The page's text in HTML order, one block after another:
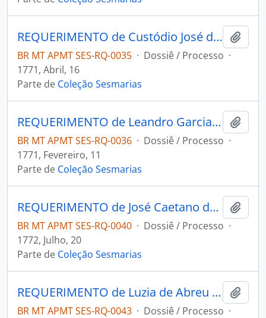
REQUERIMENTO de Custódio José da Silva e Francisco de Paula Correa ao Governador e Capitão-General da Capitania de Mato Grosso Luiz Pinto de Souza Coutinho.
BR MT APMT SES-RQ-0035 · Dossiê / Processo ·
1771, Abril, 16
Parte de Coleção Sesmarias
REQUERIMENTO de Leandro Garcia Leite ao Governador e Capitão-General da Capitania de Mato Grosso Luiz Pinto de Souza Coutinho.
BR MT APMT SES-RQ-0036 · Dossiê / Processo ·
1771, Fevereiro, 11
Parte de Coleção Sesmarias
REQUERIMENTO de José Caetano da Fonseca ao Governador e Capitão-General da Capitania de Mato Grosso Luiz Pinto de Souza Coutinho.
BR MT APMT SES-RQ-0040 · Dossiê / Processo ·
1772, Julho, 20
Parte de Coleção Sesmarias
REQUERIMENTO de Luzia de Abreu de Godoi ao Governador e Capitão-General da Capitania de Mato Grosso Luiz de Albuquerque de Melo Pereira e Cáceres.
BR MT APMT SES-RQ-0043 · Dossiê / Processo ·